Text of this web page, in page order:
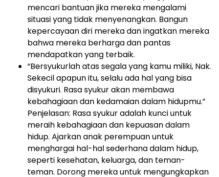
mencari bantuan jika mereka mengalami
situasi yang tidak menyenangkan. Bangun
kepercayaan diri mereka dan ingatkan mereka
bahwa mereka berharga dan pantas
mendapatkan yang terbaik.
“Bersyukurlah atas segala yang kamu miliki, Nak.
Sekecil apapun itu, selalu ada hal yang bisa
disyukuri. Rasa syukur akan membawa
kebahagiaan dan kedamaian dalam hidupmu.”
Penjelasan: Rasa syukur adalah kunci untuk
meraih kebahagiaan dan kepuasan dalam
hidup. Ajarkan anak perempuan untuk
menghargai hal-hal sederhana dalam hidup,
seperti kesehatan, keluarga, dan teman-
teman. Dorong mereka untuk mengungkapkan